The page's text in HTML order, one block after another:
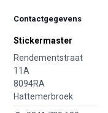
Contactgegevens
Stickermaster
Rendementstraat
11A
8094RA
Hattemerbroek